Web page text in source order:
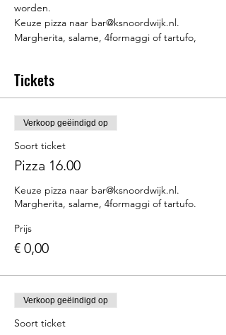
worden.
Keuze pizza naar bar@ksnoordwijk.nl.
Margherita, salame, 4formaggi of tartufo,
Tickets
Verkoop geëindigd op
Soort ticket
Pizza 16.00
Keuze pizza naar bar@ksnoordwijk.nl.
Margherita, salame, 4formaggi of tartufo.
Prijs
€ 0,00
Verkoop geëindigd op
Soort ticket